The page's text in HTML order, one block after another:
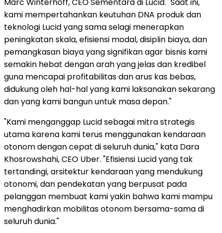
kami mempertahankan keutuhan DNA produk dan
teknologi Lucid yang sama selagi menerapkan
peningkatan skala, efisiensi modal, disiplin biaya, dan
pemangkasan biaya yang signifikan agar bisnis kami
semakin hebat dengan arah yang jelas dan kredibel
guna mencapai profitabilitas dan arus kas bebas,
didukung oleh hal-hal yang kami laksanakan sekarang
dan yang kami bangun untuk masa depan."
"Kami menganggap Lucid sebagai mitra strategis
utama karena kami terus menggunakan kendaraan
otonom dengan cepat di seluruh dunia," kata Dara
Khosrowshahi, CEO Uber. "Efisiensi Lucid yang tak
tertandingi, arsitektur kendaraan yang mendukung
otonomi, dan pendekatan yang berpusat pada
pelanggan membuat kami yakin bahwa kami mampu
menghadirkan mobilitas otonom bersama-sama di
seluruh dunia."